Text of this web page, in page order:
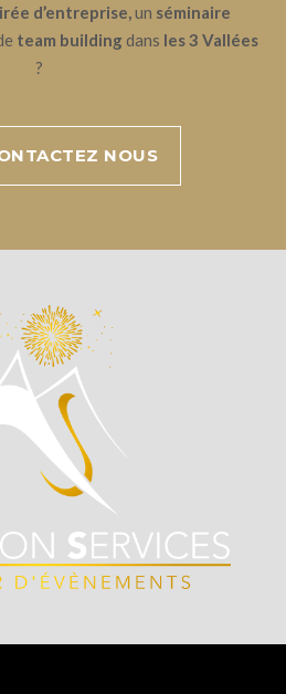
d’entreprise,un séminaire
team building dans les 3 Vallées
?
NOUS